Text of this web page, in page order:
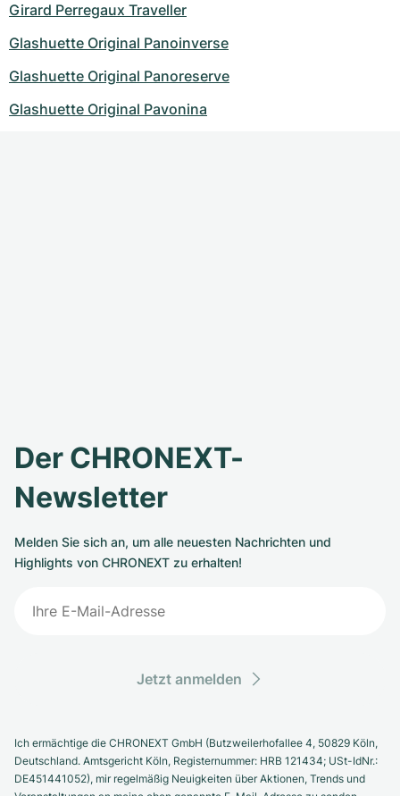
Girard Perregaux Traveller
Glashuette Original Panoinverse
Glashuette Original Panoreserve
Glashuette Original Pavonina
Der CHRONEXT-
Newsletter
Melden Sie sich an, um alle neuesten Nachrichten und
Highlights von CHRONEXT zu erhalten!
Jetzt anmelden
Ich ermächtige die CHRONEXT GmbH (Butzweilerhofallee 4, 50829 Köln,
Deutschland. Amtsgericht Köln, Registernummer: HRB 121434; USt-IdNr.:
DE451441052), mir regelmäßig Neuigkeiten über Aktionen, Trends und